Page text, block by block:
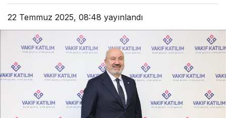
22 Temmuz 2025, 08:48 yayınlandı